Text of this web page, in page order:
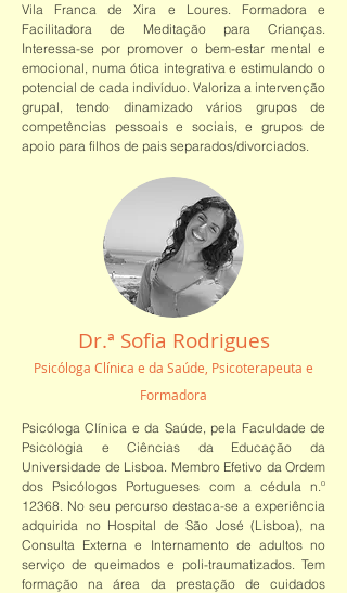
Vila Franca de Xira e Loures. Formadora e
Facilitadora de Meditação para Crianças.
Interessa-se por promover o bem-estar mental e
emocional, numa ótica integrativa e estimulando o
potencial de cada indivíduo. Valoriza a intervenção
grupal, tendo dinamizado vários grupos de
competências pessoais e sociais, e grupos de
apoio para filhos de pais separados/divorciados.
Dr.ª Sofia Rodrigues
Psicóloga Clínica e da Saúde, Psicoterapeuta e
Formadora
Psicóloga Clínica e da Saúde, pela Faculdade de
Psicologia e Ciências da Educação da
Universidade de Lisboa. Membro Efetivo da Ordem
dos Psicólogos Portugueses com a cédula n.º
12368. No seu percurso destaca-se a experiência
adquirida no Hospital de São José (Lisboa), na
Consulta Externa e Internamento de adultos no
serviço de queimados e poli-traumatizados. Tem
formação na área da prestação de cuidados